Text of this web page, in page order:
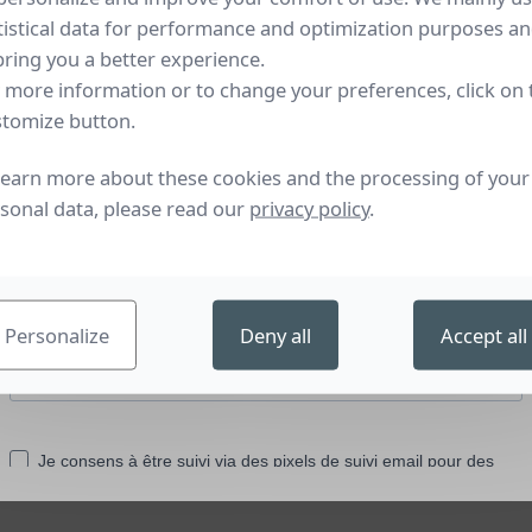
a plus de 200 ans de curiosité,
une collection de référence de près de
pays à des œuvres contemporaines et
France, est issu d’une idée
collection de céramiques accessible
ses ateliers restent ouverts aux visites sur
data for performance and optimization purposes
you a better experience.
more information or to change your preferences, click on
button.
more about these cookies and the processing of your
data, please read our privacy policy.
Personalize Deny all Accept all